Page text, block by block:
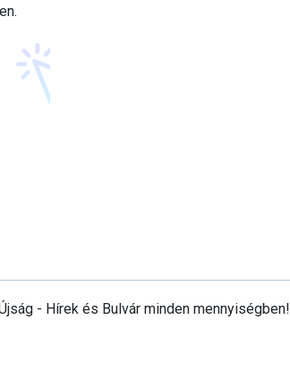
- Hírek és Bulvár minden mennyiségben!